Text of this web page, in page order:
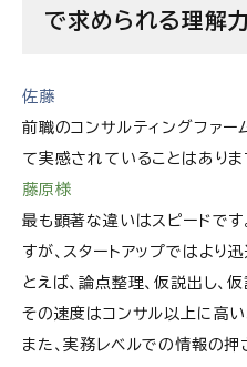
で求められる理解力
佐藤
前職のコンサルティングファー
て実感されていることはありま
藤原様
最も顕著な違いはスピードで
すが、スタートアップではより
とえば、論点整理、仮説出し、
その速度はコンサル以上に高い
また、実務レベルでの情報の押